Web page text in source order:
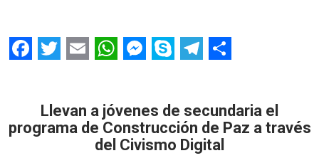
c
e
i
t
a
i
a
t
s
s
y
p
l
e
a
r
Llevan a jóvenes de secundaria el
programa de Construcción de Paz a través
del Civismo Digital